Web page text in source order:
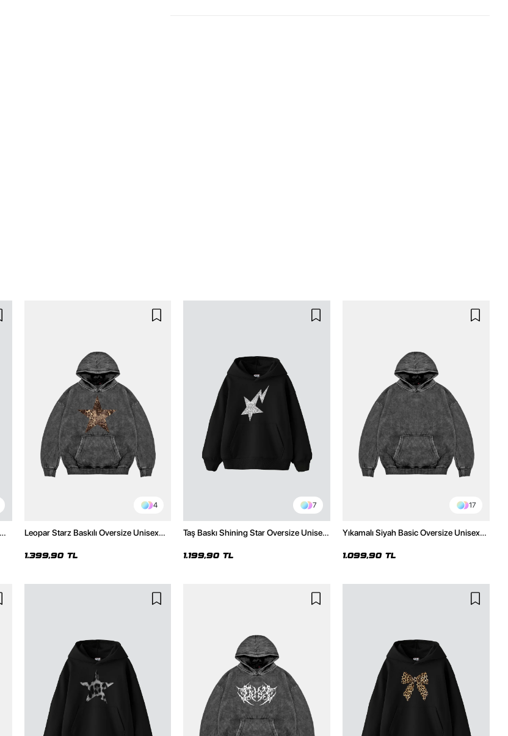
4
Leopar Starz Baskılı Oversize Unisex
1.399,90 TL
7
Taş Baskı Shining Star Oversize Unisex
1.199,90 TL
17
Yıkamalı Siyah Basic Oversize Unisex
1.099,90 TL